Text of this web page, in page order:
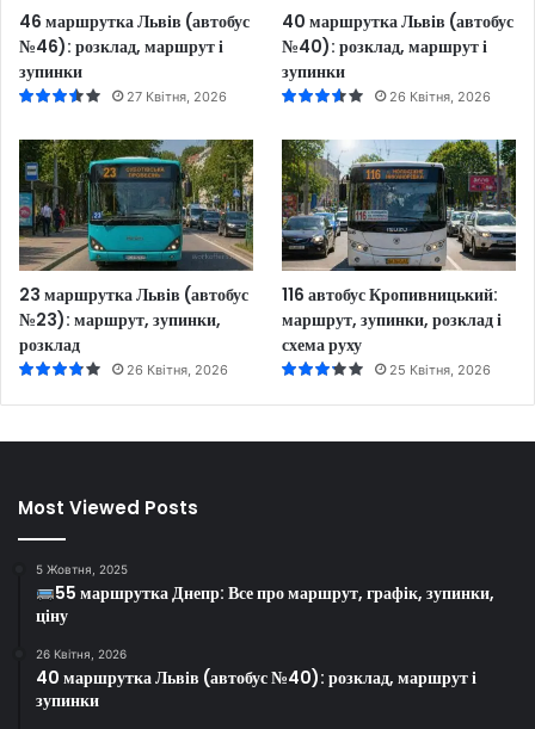
46 маршрутка Львів (автобус
№46): розклад, маршрут і
зупинки
27 Квітня, 2026
40 маршрутка Львів (автобус
№40): розклад, маршрут і
зупинки
26 Квітня, 2026
23 маршрутка Львів (автобус
№23): маршрут, зупинки,
розклад
26 Квітня, 2026
116 автобус Кропивницький:
маршрут, зупинки, розклад і
схема руху
25 Квітня, 2026
Most Viewed Posts
5 Жовтня, 2025
55 маршрутка Днепр: Все про маршрут, графік, зупинки,
ціну
26 Квітня, 2026
40 маршрутка Львів (автобус №40): розклад, маршрут і
зупинки